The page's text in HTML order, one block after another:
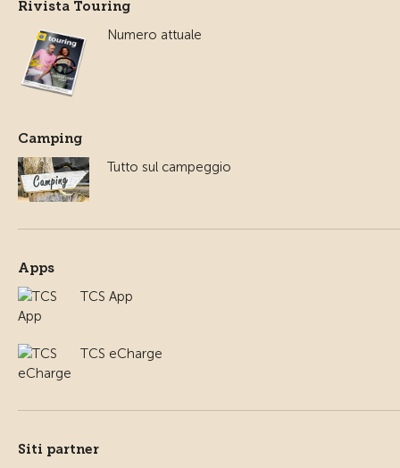
Rivista Touring
Numero attuale
Camping
Tutto sul campeggio
Apps
TCS App
TCS eCharge
Siti partner